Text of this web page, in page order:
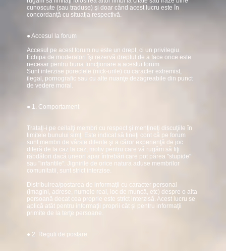
cunoscute (sau traduse) şi doar când acest lucru este în
concordanţă cu situaţia respectivă.
● Accesul la forum
Accesul pe acest forum nu este un drept, ci un privilegiu.
Echipa de moderatori îşi rezervă dreptul de a face orice este
necesar pentru buna funcţionare a acestui forum.
Sunt interzise poreclele (nick-urile) cu caracter extremist,
ilegal, pornografic sau cu alte nuanţe dezagreabile din punct
de vedere moral.
● 1. Comportament
Trataţi-i pe ceilalţi membri cu respect şi menţineţi discuţiile în
limitele bunului simţ. Este indicat să tineţi cont că pe forum
sunt membri de vârste diferite şi a căror experienţă de joc
diferă de la caz la caz, motiv pentru care vă rugăm să fiţi
răbdători dacă uneori apar întrebări care pot părea "stupide"
sau "infantile". Jignirile de orice natura aduse membrilor
comunitatii, sunt strict interzise.
Distribuirea/postarea de informaţii cu caracter personal
(imagini, adrese, numele real, loc de muncă, etc) despre o alta
persoană decat cea proprie este strict interzisă. Acest lucru se
aplică atât pentru informaţii proprii cât şi pentru informaţii
primite de la terţe persoane.
● 2. Reguli de postare